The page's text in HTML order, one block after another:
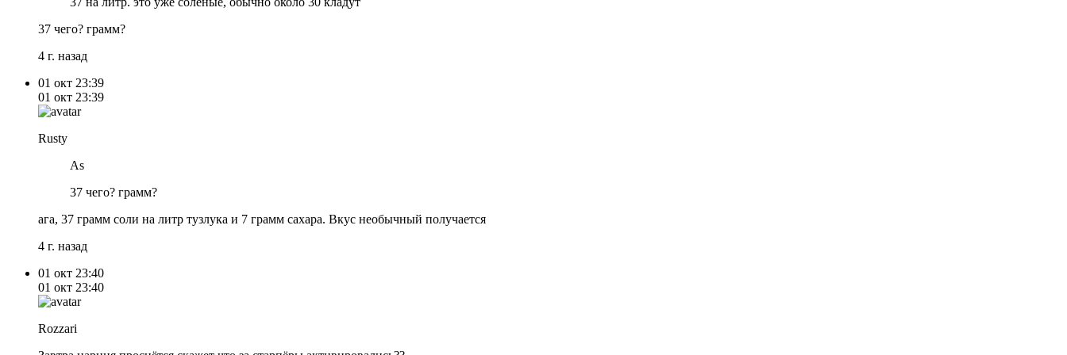
37 чего? грамм?
4 г. назад
01 окт 23:39
01 окт 23:39
Rusty
As
37 чего? грамм?
ага, 37 грамм соли на литр тузлука и 7 грамм сахара. Вкус необычный получается
4 г. назад
01 окт 23:40
01 окт 23:40
Rozzari